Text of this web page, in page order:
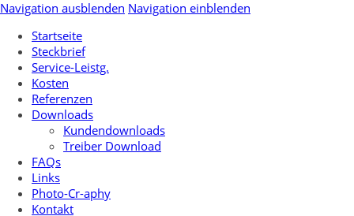
Navigation ausblenden Navigation einblenden
Startseite
Steckbrief
Service-Leistg.
Kosten
Referenzen
Downloads
Kundendownloads
Treiber Download
FAQs
Links
Photo-Cr-aphy
Kontakt